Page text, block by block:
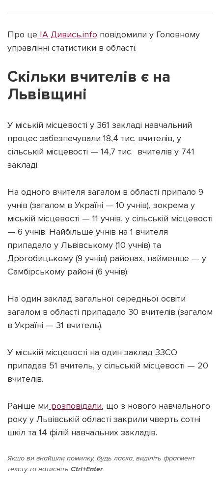
Політика конфіденційності
Наші соц мережі
Про це ІА Дивись.info повідомили у Головному
управлінні статистики в області.
Скільки вчителів є на
Львівщині
У міській місцевості у 361 закладі навчальний
процес забезпечували 18,4 тис. вчителів, у
сільській місцевості — 14,7 тис. вчителів у 741
закладі.
На одного вчителя загалом в області припало 9
учнів (загалом в Україні — 10 учнів), зокрема у
міській місцевості — 11 учнів, у сільській місцевості
— 6 учнів. Найбільше учнів на 1 вчителя
припадало у Львівському (10 учнів) та
Дрогобицькому (9 учнів) районах, найменше — у
Самбірському районі (6 учнів).
На один заклад загальної середньої освіти
загалом в області припадало 30 вчителів (загалом
в Україні — 31 вчитель).
У міській місцевості на один заклад ЗЗСО
припадав 51 вчитель, у сільській місцевості — 20
вчителів.
Раніше ми розповідали, що з нового навчального
року у Львівській області закрили чверть сотні
шкіл та 14 філій навчальних закладів.
Якщо ви знайшли помилку, будь ласка, виділіть фрагмент
тексту та натисніть Ctrl+Enter.